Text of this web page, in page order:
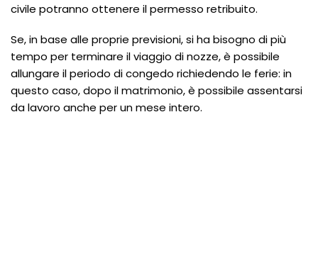
civile potranno ottenere il permesso retribuito.
Se, in base alle proprie previsioni, si ha bisogno di più
tempo per terminare il viaggio di nozze, è possibile
allungare il periodo di congedo richiedendo le ferie: in
questo caso, dopo il matrimonio, è possibile assentarsi
da lavoro anche per un mese intero.